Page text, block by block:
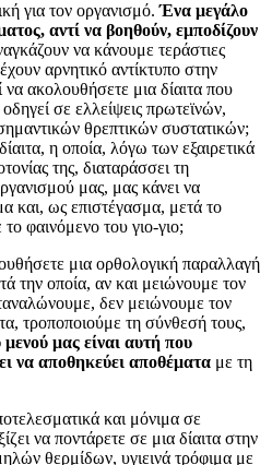
για τον οργανισμό. Ένα μεγάλο
αντί να βοηθούν, εμποδίζουν
να κάνουμε τεράστιες
αρνητικό αντίκτυπο στην
να ακολουθήσετε μια δίαιτα που
σε ελλείψεις πρωτεϊνών,
θρεπτικών συστατικών;
η οποία, λόγω των εξαιρετικά
της, διαταράσσει τη
μας, μας κάνει να
και, ως επιστέγασμα, μετά το
φαινόμενο του γιο-γιο;
μια ορθολογική παραλλαγή
την οποία, αν και μειώνουμε τον
δεν μειώνουμε τον
τροποποιούμε τη σύνθεσή τους,
μας είναι αυτή που
να αποθηκεύει αποθέματα με τη
και μόνιμα σε
να ποντάρετε σε μια δίαιτα στην
θερμίδων, υγιεινά τρόφιμα με